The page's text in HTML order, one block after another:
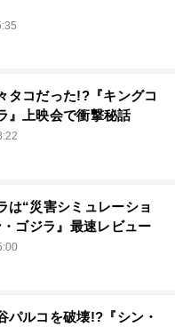
タコだった!?『キングコ
』上映会で衝撃秘話
は“災害シミュレーショ
ゴジラ』最速レビュー
パルコを破壊!?『シン・